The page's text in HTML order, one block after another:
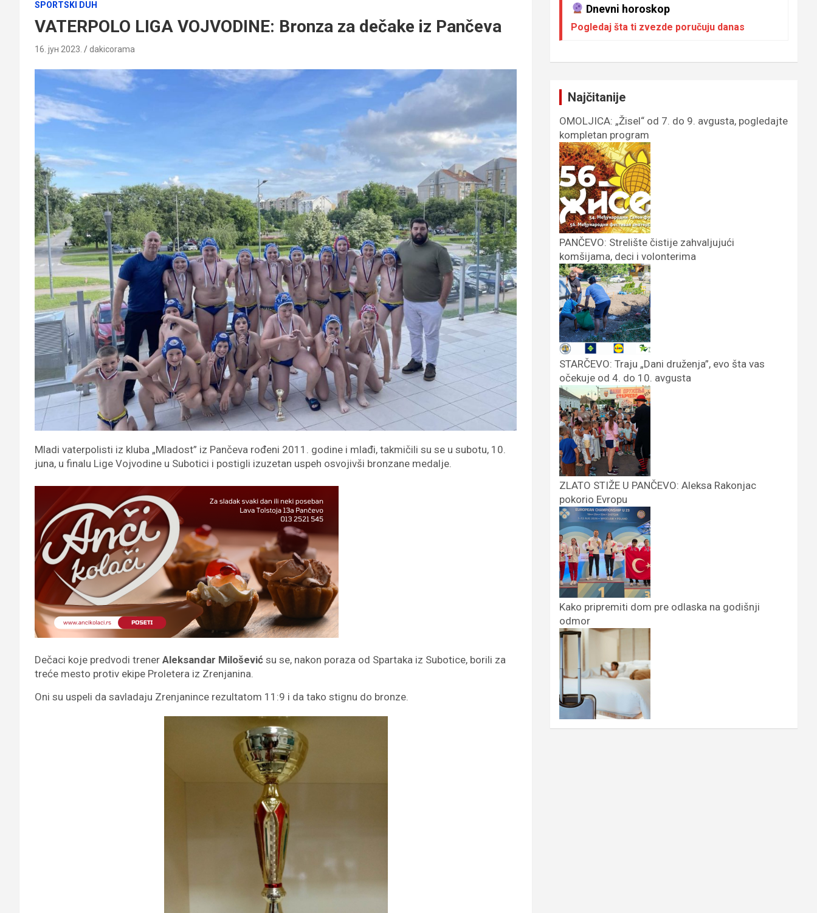
SPORTSKI DUH
VATERPOLO LIGA VOJVODINE: Bronza za dečake iz Pančeva
16. јун 2023. dakicorama
Mladi vaterpolisti iz kluba „Mladost” iz Pančeva rođeni 2011. godine i mlađi, takmičili su se u subotu, 10.
juna, u finalu Lige Vojvodine u Subotici i postigli izuzetan uspeh osvojivši bronzane medalje.
Dečaci koje predvodi trener Aleksandar Milošević su se, nakon poraza od Spartaka iz Subotice, borili za
treće mesto protiv ekipe Proletera iz Zrenjanina.
Oni su uspeli da savladaju Zrenjanince rezultatom 11:9 i da tako stignu do bronze.
Dnevni horoskop
Pogledaj šta ti zvezde poručuju danas
Najčitanije
OMOLJICA: „Žisel“ od 7. do 9. avgusta, pogledajte
kompletan program
PANČEVO: Strelište čistije zahvaljujući
komšijama, deci i volonterima
STARČEVO: Traju „Dani druženja”, evo šta vas
očekuje od 4. do 10. avgusta
ZLATO STIŽE U PANČEVO: Aleksa Rakonjac
pokorio Evropu
Kako pripremiti dom pre odlaska na godišnji
odmor